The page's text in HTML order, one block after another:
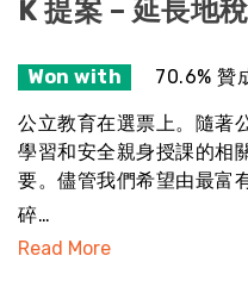
K 提案 – 延長地
Won with 70.6% 贊
公立教育在選票上。隨著
學習和安全親身授課的相
要。儘管我們希望由最富
碎…
Read More